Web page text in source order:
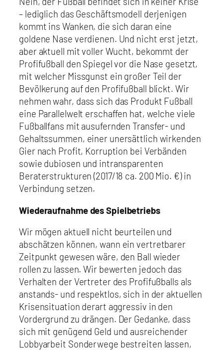
– lediglich das Geschäftsmodell derjenigen
kommt ins Wanken, die sich daran eine
goldene Nase verdienen. Und nicht erst jetzt,
aber aktuell mit voller Wucht, bekommt der
Profifußball den Spiegel vor die Nase gesetzt,
mit welcher Missgunst ein großer Teil der
Bevölkerung auf den Profifußball blickt. Wir
nehmen wahr, dass sich das Produkt Fußball
eine Parallelwelt erschaffen hat, welche viele
Fußballfans mit ausufernden Transfer- und
Gehaltssummen, einer unersättlich wirkenden
Gier nach Profit, Korruption bei Verbänden
sowie dubiosen und intransparenten
Beraterstrukturen (2017/18 ca. 200 Mio. €) in
Verbindung setzen.
Wiederaufnahme des Spielbetriebs
Wir mögen aktuell nicht beurteilen und
abschätzen können, wann ein vertretbarer
Zeitpunkt gewesen wäre, den Ball wieder
rollen zu lassen. Wir bewerten jedoch das
Verhalten der Vertreter des Profifußballs als
anstands- und respektlos, sich in der aktuellen
Krisensituation derart aggressiv in den
Vordergrund zu drängen. Der Gedanke, dass
sich mit genügend Geld und ausreichender
Lobbyarbeit Sonderwege bestreiten lassen,